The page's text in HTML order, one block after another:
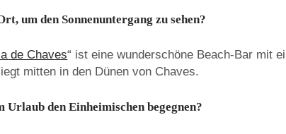
um den Sonnenuntergang zu sehen?
de Chaves“ ist eine wunderschöne Beach-Bar mit
mitten in den Dünen von Chaves.
Urlaub den Einheimischen begegnen?